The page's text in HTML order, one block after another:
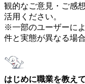
観的なご意見・ご感
活用ください。
※一部のユーザーに
件と実態が異なる場
はじめに職業を教え